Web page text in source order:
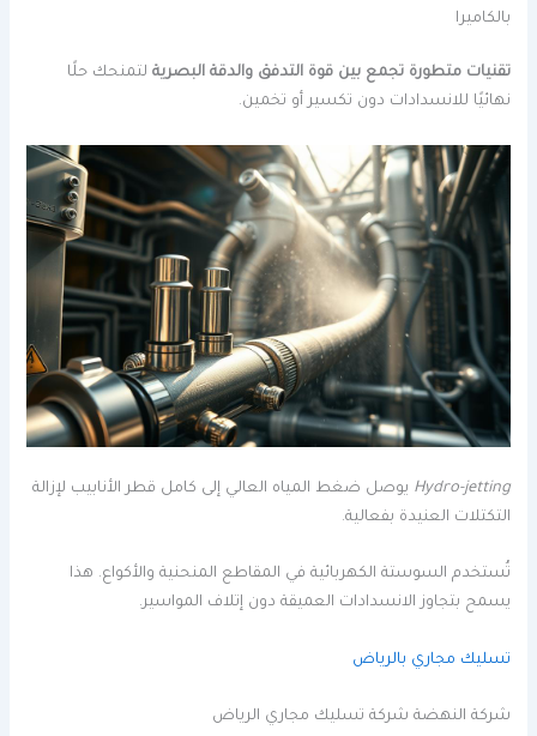
بالكاميرا
تقنيات متطورة تجمع بين قوة التدفق والدقة البصرية لتمنحك حلًا
نهائيًا للانسدادات دون تكسير أو تخمين.
Hydro-jetting يوصل ضغط المياه العالي إلى كامل قطر الأنابيب لإزالة
التكتلات العنيدة بفعالية.
تُستخدم السوستة الكهربائية في المقاطع المنحنية والأكواع. هذا
يسمح بتجاوز الانسدادات العميقة دون إتلاف المواسير.
تسليك مجاري بالرياض
شركة النهضة شركة تسليك مجاري الرياض